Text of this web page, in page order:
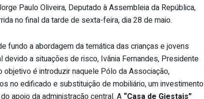
Paulo Oliveira, Deputado à Assembleia da República,
no final da tarde de sexta-feira, dia 28 de maio.
fundo a abordagem da temática das crianças e jovens
devido a situações de risco, Ivânia Fernandes, Presidente
objetivo é introduzir naquele Pólo da Associação,
no edificado e substituição de mobiliário, um investimento